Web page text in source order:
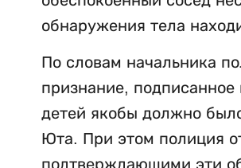
обнаружения тела
По словам начальника
признание,
детей якобы должно
Юта. При этом полиция
подтверждающими эти